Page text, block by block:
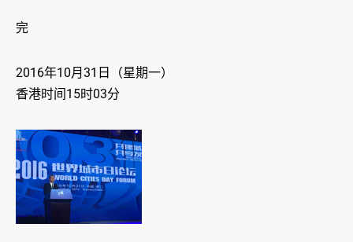
完
2016年10月31日（星期一）
香港时间15时03分